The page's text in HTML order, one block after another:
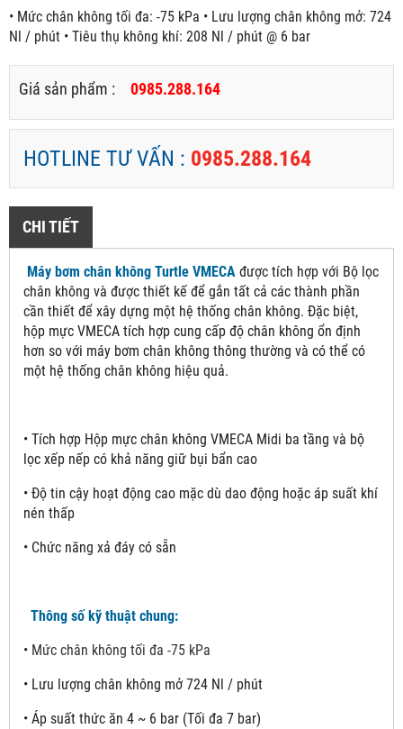
• Mức chân không tối đa: -75 kPa • Lưu lượng chân không mở: 724
Nl / phút • Tiêu thụ không khí: 208 Nl / phút @ 6 bar
Giá sản phẩm : 0985.288.164
HOTLINE TƯ VẤN : 0985.288.164
CHI TIẾT
Máy bơm chân không Turtle VMECA được tích hợp với Bộ lọc
chân không và được thiết kế để gắn tất cả các thành phần
cần thiết để xây dựng một hệ thống chân không. Đặc biệt,
hộp mực VMECA tích hợp cung cấp độ chân không ổn định
hơn so với máy bơm chân không thông thường và có thể có
một hệ thống chân không hiệu quả.
• Tích hợp Hộp mực chân không VMECA Midi ba tầng và bộ
lọc xếp nếp có khả năng giữ bụi bẩn cao
• Độ tin cậy hoạt động cao mặc dù dao động hoặc áp suất khí
nén thấp
• Chức năng xả đáy có sẵn
Thông số kỹ thuật chung:
• Mức chân không tối đa -75 kPa
• Lưu lượng chân không mở 724 Nl / phút
• Áp suất thức ăn 4 ~ 6 bar (Tối đa 7 bar)